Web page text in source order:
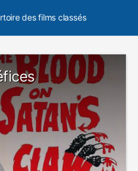
des films classés